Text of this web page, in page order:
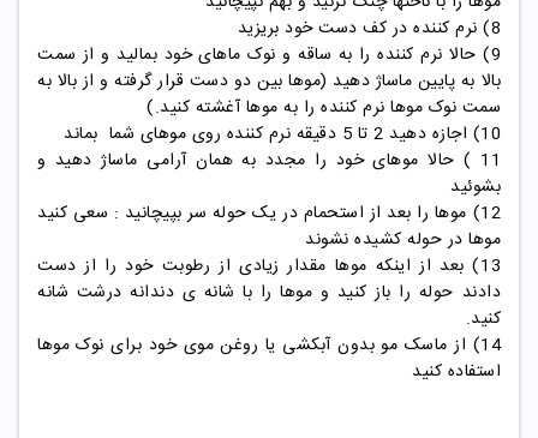
8) نرم کننده در کف دست خود بریزید
9) حالا نرم کننده را به ساقه و نوک ماهای خود بمالید و از سمت
بالا به پایین ماساژ دهید (موها بین دو دست قرار گرفته و از بالا به
سمت نوک موها نرم کننده را به موها آغشته کنید.)
10) اجازه دهید 2 تا 5 دقیقه نرم کننده روی موهای شما بماند
11 ) حالا موهای خود را مجدد به همان آرامی ماساژ دهید و
بشوئید
12) موها را بعد از استحمام در یک حوله سر بپیچانید : سعی کنید
موها در حوله کشیده نشوند
13) بعد از اینکه موها مقدار زیادی از رطوبت خود را از دست
دادند حوله را باز کنید و موها را با شانه ی دندانه درشت شانه
کنید.
14) از
ماسک مو بدون آبکشی یا روغن موی خود برای نوک موها
استفاده کنید